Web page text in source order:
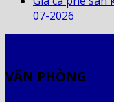
07-2026
VĂN PHÒNG